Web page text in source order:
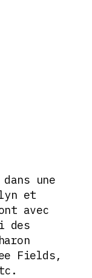
une
et
avec
des
Fields,